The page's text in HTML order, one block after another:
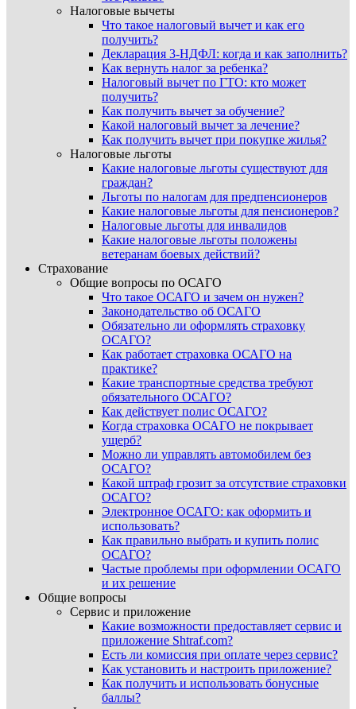
Налоговые вычеты
Что такое налоговый вычет и как его
получить?
Декларация 3-НДФЛ: когда и как заполнить?
Как вернуть налог за ребенка?
Налоговый вычет по ГТО: кто может
получить?
Как получить вычет за обучение?
Какой налоговый вычет за лечение?
Как получить вычет при покупке жилья?
Налоговые льготы
Какие налоговые льготы существуют для
граждан?
Льготы по налогам для предпенсионеров
Какие налоговые льготы для пенсионеров?
Налоговые льготы для инвалидов
Какие налоговые льготы положены
ветеранам боевых действий?
Страхование
Общие вопросы по ОСАГО
Что такое ОСАГО и зачем он нужен?
Законодательство об ОСАГО
Обязательно ли оформлять страховку
ОСАГО?
Как работает страховка ОСАГО на
практике?
Какие транспортные средства требуют
обязательного ОСАГО?
Как действует полис ОСАГО?
Когда страховка ОСАГО не покрывает
ущерб?
Можно ли управлять автомобилем без
ОСАГО?
Какой штраф грозит за отсутствие страховки
ОСАГО?
Электронное ОСАГО: как оформить и
использовать?
Как правильно выбрать и купить полис
ОСАГО?
Частые проблемы при оформлении ОСАГО
и их решение
Общие вопросы
Сервис и приложение
Какие возможности предоставляет сервис и
приложение Shtraf.com?
Есть ли комиссия при оплате через сервис?
Как установить и настроить приложение?
Как получить и использовать бонусные
баллы?